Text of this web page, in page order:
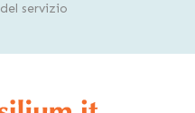
del servizio